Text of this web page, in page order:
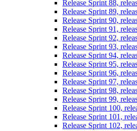
Release Sprint 88,
Release Sprint 89,
Release Sprint 90,
Release Sprint 91,
Release Sprint 92,
Release Sprint 93,
Release Sprint 94,
Release Sprint 95,
Release Sprint 96,
Release Sprint 97,
Release Sprint 98,
Release Sprint 99,
Release Sprint 100,
Release Sprint 101,
Release Sprint 102,